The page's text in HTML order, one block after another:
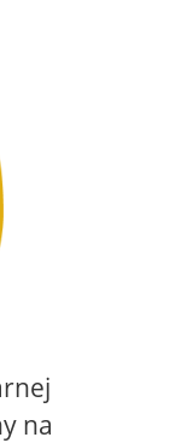
na